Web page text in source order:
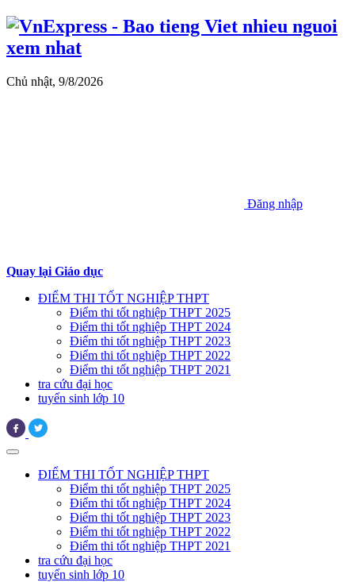
Chủ nhật, 9/8/2026
Đăng nhập
Quay lại Giáo dục
ĐIỂM THI TỐT NGHIỆP THPT
Điểm thi tốt nghiệp THPT 2025
Điểm thi tốt nghiệp THPT 2024
Điểm thi tốt nghiệp THPT 2023
Điểm thi tốt nghiệp THPT 2022
Điểm thi tốt nghiệp THPT 2021
tra cứu đại học
tuyển sinh lớp 10
ĐIỂM THI TỐT NGHIỆP THPT
Điểm thi tốt nghiệp THPT 2025
Điểm thi tốt nghiệp THPT 2024
Điểm thi tốt nghiệp THPT 2023
Điểm thi tốt nghiệp THPT 2022
Điểm thi tốt nghiệp THPT 2021
tra cứu đại học
tuyển sinh lớp 10